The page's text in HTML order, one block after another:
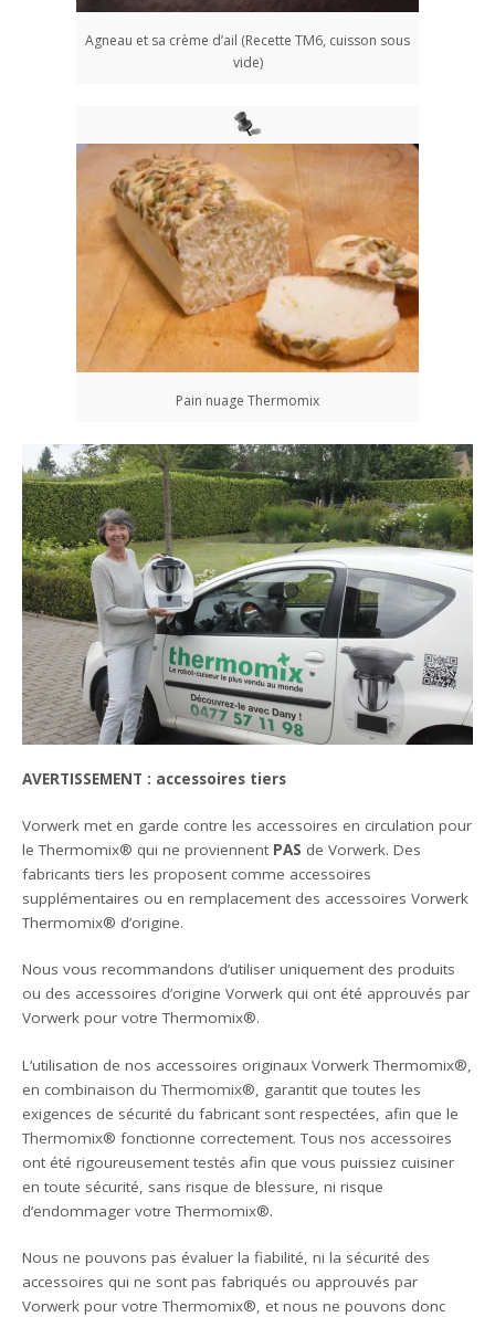
Agneau et sa crème d’ail (Recette TM6, cuisson sous
vide)
Pain nuage Thermomix
AVERTISSEMENT : accessoires tiers
Vorwerk met en garde contre les accessoires en circulation pour
le Thermomix® qui ne proviennent PAS de Vorwerk. Des
fabricants tiers les proposent comme accessoires
supplémentaires ou en remplacement des accessoires Vorwerk
Thermomix® d’origine.
Nous vous recommandons d’utiliser uniquement des produits
ou des accessoires d’origine Vorwerk qui ont été approuvés par
Vorwerk pour votre Thermomix®.
L’utilisation de nos accessoires originaux Vorwerk Thermomix®,
en combinaison du Thermomix®, garantit que toutes les
exigences de sécurité du fabricant sont respectées, afin que le
Thermomix® fonctionne correctement. Tous nos accessoires
ont été rigoureusement testés afin que vous puissiez cuisiner
en toute sécurité, sans risque de blessure, ni risque
d’endommager votre Thermomix®.
Nous ne pouvons pas évaluer la fiabilité, ni la sécurité des
accessoires qui ne sont pas fabriqués ou approuvés par
Vorwerk pour votre Thermomix®, et nous ne pouvons donc